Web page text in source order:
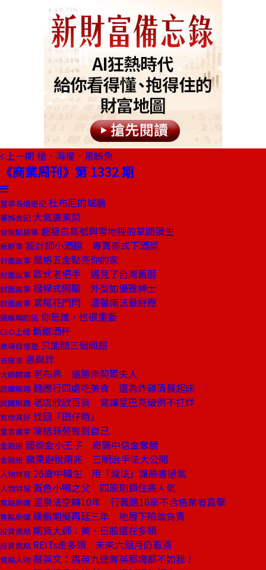
上一期 槍．海權．黑鮪魚
《商業周刊》第 1332 期
董事長嬉遊記 杜布尼的城牆
饕姊食記 大氣廣東菜
發現酷建築 超級白鳥號與雪地裡的草間彌生
新鮮事 設計師小酒館 專賣泰式下酒菜
封面故事 風格五金點亮你的家
封面故事 歐式老把手 遇見了台灣舊厝
封面故事 撥桿式開關 外型如優雅紳士
封面故事 鳶尾花門閂 溫馨南法最紓壓
總編輯的話 你是誰，也很重要
CEO上線 斷腳酒杯
商場自慢塾 只能問三個問題
去梯言 愚與詐
大師開講 老布希 遠勝柴契爾夫人
說聞解趣 魏應行四處吃美食 還為炸雞清晨起床
說聞解趣 老店欣欣百貨 竟讓星巴克破例不打烊
有你真好 找回「囝仔時」
童言識李 凍結菲勞害到自己
金融街 國泰金小王子 奇襲中信金奪勝
金融街 蘋果避稅兩兆 三明治手法大公開
人物特寫 26歲中輟生 用「減法」讓臉書過氣
人物特寫 黃色小鴨之父 四原則鎖住高人氣
焦點新聞 溫泉法空轉10年 行義路16家不合格業者直擊
焦點新聞 緩衝期擬再延三年 地層下陷誰負責
投資焦點 期貨大師：美、日股還在多頭
投資焦點 REITs走多頭 未來六個月仍看漲
焦點人物 蔡英文：馬英九連菁英那塊都不如我！